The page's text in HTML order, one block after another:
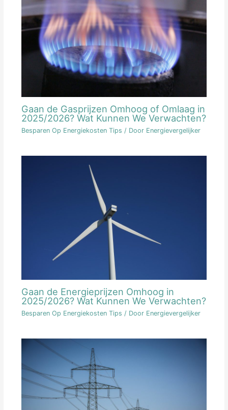
Gaan de Gasprijzen Omhoog of Omlaag in
2025/2026? Wat Kunnen We Verwachten?
Besparen Op Energiekosten Tips / Door Energievergelijker
Gaan de Energieprijzen Omhoog in
2025/2026? Wat Kunnen We Verwachten?
Besparen Op Energiekosten Tips / Door Energievergelijker